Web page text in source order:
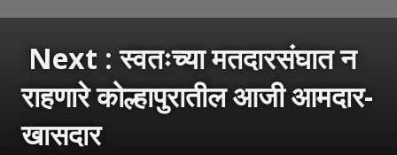
Next : स्वतःच्या मतदारसंघात न
राहणारे कोल्हापुरातील आजी आमदार-
खासदार